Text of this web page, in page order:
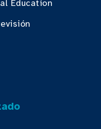
Education